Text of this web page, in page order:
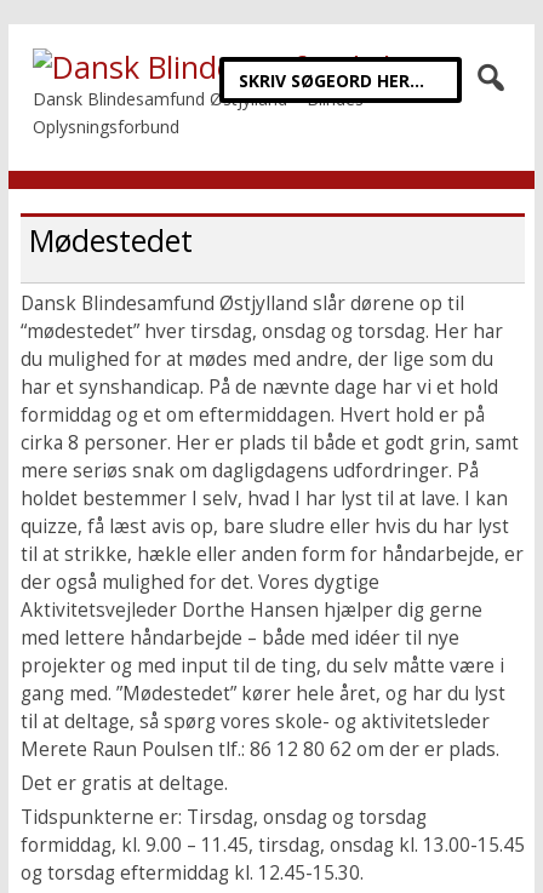
Dansk Blindesamfund Østjylland – Blindes
Oplysningsforbund
Mødestedet
Dansk Blindesamfund Østjylland slår dørene op til
“mødestedet” hver tirsdag, onsdag og torsdag. Her har
du mulighed for at mødes med andre, der lige som du
har et synshandicap. På de nævnte dage har vi et hold
formiddag og et om eftermiddagen. Hvert hold er på
cirka 8 personer. Her er plads til både et godt grin, samt
mere seriøs snak om dagligdagens udfordringer. På
holdet bestemmer I selv, hvad I har lyst til at lave. I kan
quizze, få læst avis op, bare sludre eller hvis du har lyst
til at strikke, hækle eller anden form for håndarbejde, er
der også mulighed for det. Vores dygtige
Aktivitetsvejleder Dorthe Hansen hjælper dig gerne
med lettere håndarbejde – både med idéer til nye
projekter og med input til de ting, du selv måtte være i
gang med. ”Mødestedet” kører hele året, og har du lyst
til at deltage, så spørg vores skole- og aktivitetsleder
Merete Raun Poulsen tlf.: 86 12 80 62 om der er plads.
Det er gratis at deltage.
Tidspunkterne er: Tirsdag, onsdag og torsdag
formiddag, kl. 9.00 – 11.45, tirsdag, onsdag kl. 13.00-15.45
og torsdag eftermiddag kl. 12.45-15.30.